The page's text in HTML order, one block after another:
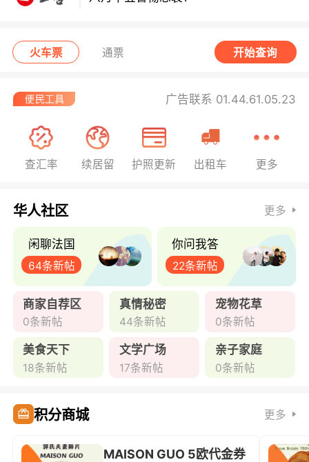
火车票 通票 开始查询
广告联系 01.44.61.05.23
查汇率 续居留 护照更新 出租车 更多
华人社区 更多
闲聊法国
64条新帖
你问我答
22条新帖
商家自荐区
0条新帖
真情秘密
44条新帖
宠物花草
0条新帖
美食天下
18条新帖
文学广场
17条新帖
亲子家庭
0条新帖
积分商城 更多
MAISON GUO 5欧代金券